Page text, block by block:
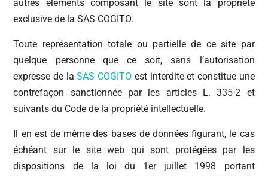
autres éléments composant le site sont la propriété
exclusive de la SAS COGITO.
Toute représentation totale ou partielle de ce site par
quelque personne que ce soit, sans l’autorisation
expresse de laSAS COGITO est interdite et constitue une
contrefaçon sanctionnée par les articles L. 335-2 et
suivants du Code de la propriété intellectuelle.
Il en est de même des bases de données figurant, le cas
échéant sur le site web qui sont protégées par les
dispositions de la loi du 1er juillet 1998 portant